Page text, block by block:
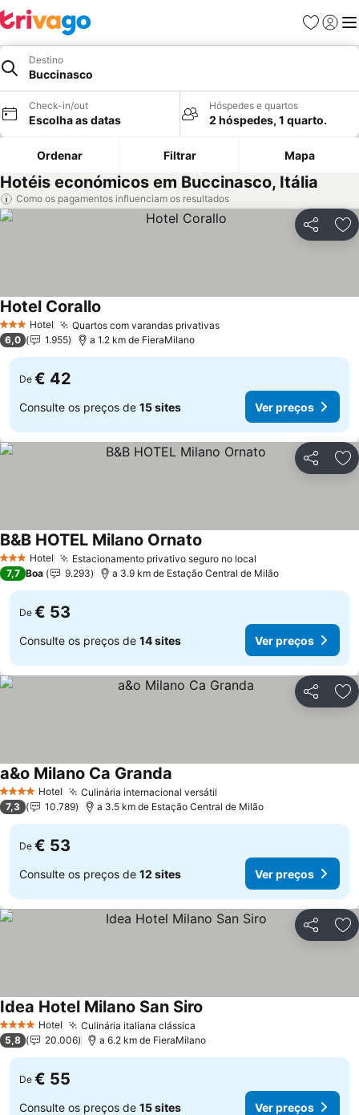
Favoritos
Iniciar
Destino
Buccinasco
Check-in/out
Escolha as datas
Hóspedes e quartos
2 hóspedes, 1 quarto.
Ordenar Filtrar Mapa
Hotéis económicos em Buccinasco, Itália
Como os pagamentos influenciam os resultados
Partilhar
3 EstrelasHotel Quartos com varandas privativas
Hotel Corallo
6,0 1.955 a 1.2 km de FieraMilano
De € 42
Consulte os preços de 15 sites Ver preços
Partilhar
3 EstrelasHotel Estacionamento privativo seguro no local
B&B HOTEL Milano Ornato
7,7 Boa 9.293 a 3.9 km de Estação Central de Milão
De € 53
Consulte os preços de 14 sites Ver preços
Partilhar
4 EstrelasHotel Culinária internacional versátil
a&o Milano Ca Granda
7,3 10.789 a 3.5 km de Estação Central de Milão
De € 53
Consulte os preços de 12 sites Ver preços
Partilhar
4 EstrelasHotel Culinária italiana clássica
Idea Hotel Milano San Siro
5,8 20.006 a 6.2 km de FieraMilano
De € 55
Consulte os preços de 15 sites Ver preços